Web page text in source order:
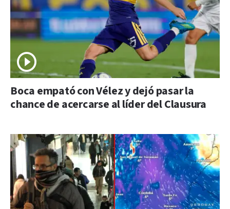
Boca empató con Vélez y dejó pasar la
chance de acercarse al líder del Clausura